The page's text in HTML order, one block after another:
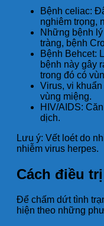
Bệnh celiac:
nghiêm trọng,
Những bệnh
tràng, bệnh
Bệnh Behcet:
bệnh này gây
trong đó có
Virus, vi
vùng miệng.
HIV/AIDS:
dịch.
Lưu ý: Vết loét do
nhiễm virus herpes.
Cách điều
Để chấm dứt tình
hiện theo những